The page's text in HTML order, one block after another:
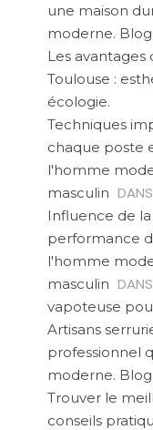
une maison
moderne.
Les avantages
Toulouse :
écologie.
Techniques
chaque poste
l'homme
masculin DANS
Influence de
performance
l'homme
masculin DANS
vapoteuse
Artisans
professionnel
moderne.
Trouver le
conseils